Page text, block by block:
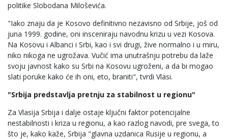
politike Slobodana Miloševića.
"Iako znaju da je Kosovo definitivno nezavisno od Srbije, još od
juna 1999. godine, oni insceniraju navodnu krizu u vezi Kosova.
Na Kosovu i Albanci i Srbi, kao i svi drugi, žive normalno i u miru,
niko nikoga ne ugrožava. Vučić ima unutrašnju potrebu da laže
svoju javnost kako su Srbi na Kosovu ugroženi, a da bi mogao
slati poruke kako će ih oni, eto, braniti", tvrdi Vlasi.
"Srbija predstavlja pretnju za stabilnost u regionu"
Za Vlasija Srbija i dalje ostaje ključni faktor potencijalne
nestabilnosti i kriza u regionu, a kao razlog navodi, pre svega, to
što je, kako kaže, Srbija "glavna uzdanica Rusije u regionu, a